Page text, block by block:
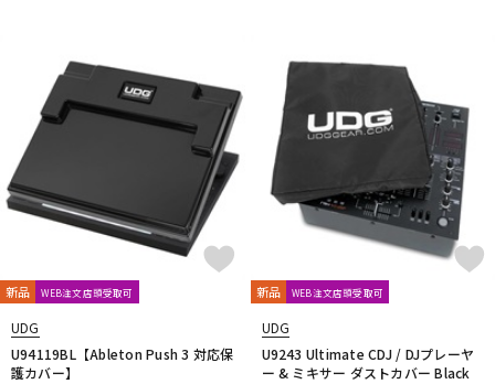
新品 WEB注文店頭受取可
UDG
U94119BL【Ableton Push 3 対応保
護カバー】
新品 WEB注文店頭受取可
UDG
U9243 Ultimate CDJ / DJプレーヤ
ー & ミキサー ダストカバー Black